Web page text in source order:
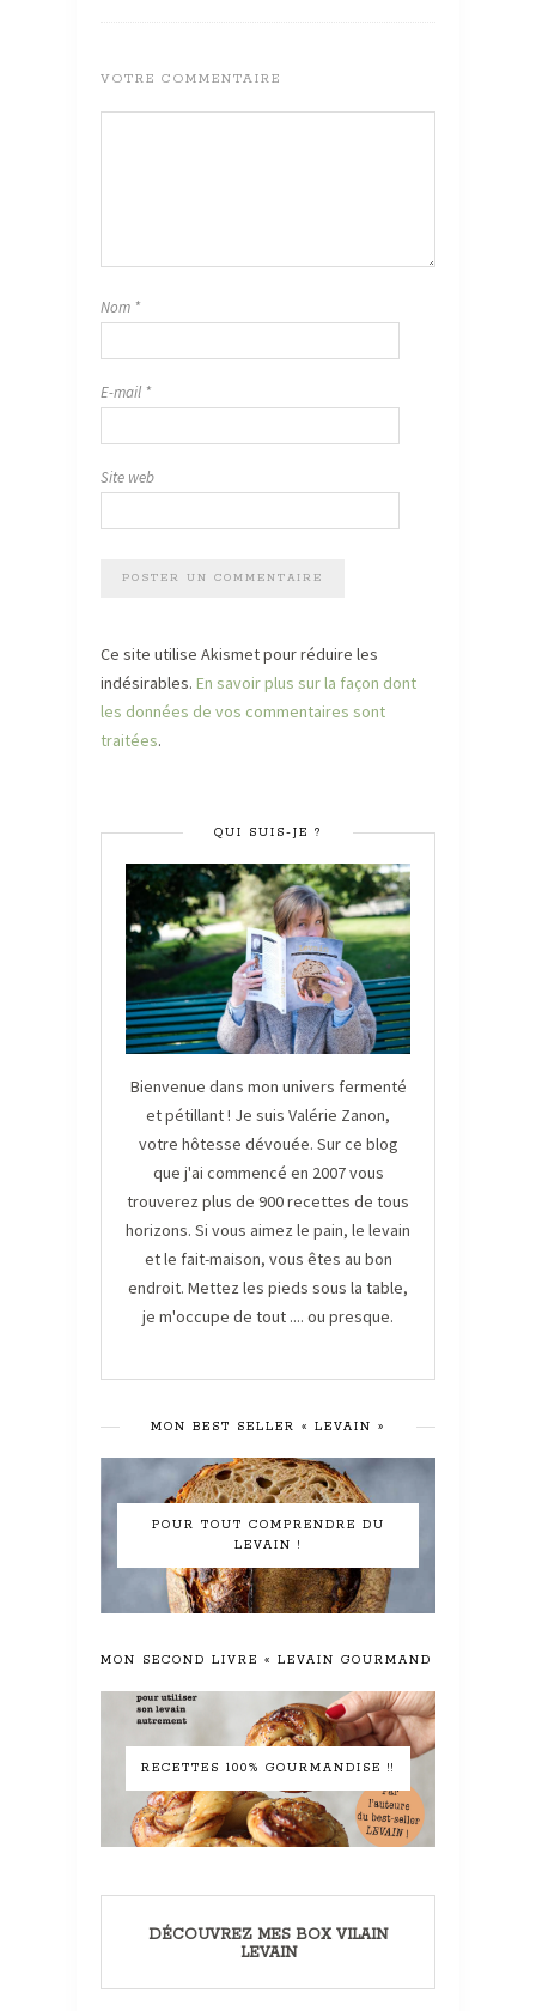
VOTRE COMMENTAIRE
Nom *
E-mail *
Site web
Ce site utilise Akismet pour réduire les
indésirables. En savoir plus sur la façon dont
les données de vos commentaires sont
traitées.
QUI SUIS-JE ?
Bienvenue dans mon univers fermenté
et pétillant ! Je suis Valérie Zanon,
votre hôtesse dévouée. Sur ce blog
que j'ai commencé en 2007 vous
trouverez plus de 900 recettes de tous
horizons. Si vous aimez le pain, le levain
et le fait-maison, vous êtes au bon
endroit. Mettez les pieds sous la table,
je m'occupe de tout .... ou presque.
MON BEST SELLER « LEVAIN »
POUR TOUT COMPRENDRE DU
LEVAIN !
MON SECOND LIVRE « LEVAIN GOURMAND »
RECETTES 100% GOURMANDISE !!
DÉCOUVREZ MES BOX VILAIN
LEVAIN